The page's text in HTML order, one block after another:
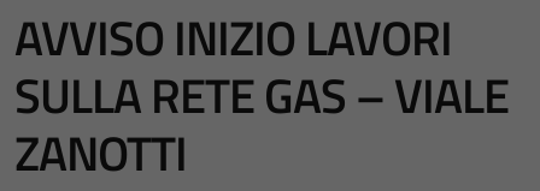
AVVISO INIZIO LAVORI
SULLA RETE GAS – VIALE
ZANOTTI